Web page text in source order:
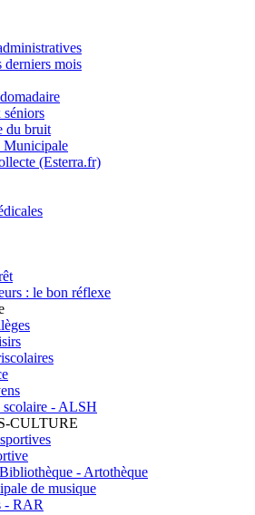
derniers mois
séniors
du bruit
Municipale
(Esterra.fr)
: le bon réflexe
scolaire - ALSH
CULTURE
- Artothèque
de musique
- RAR